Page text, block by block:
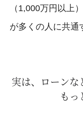
（1,000万円以上
が多くの人に共通
実は、ローンな
もっ